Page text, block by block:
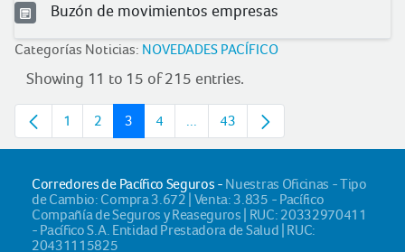
Buzón de movimientos empresas
Categorías Noticias: NOVEDADES PACÍFICO
Showing 11 to 15 of 215 entries.
Page
1 Page
2 Page
3 Page
4 ...Intermediate pages
Page
43
Corredores de Pacífico Seguros - Nuestras Oficinas - Tipo
de Cambio: Compra 3.672 | Venta: 3.835 - Pacífico
Compañía de Seguros y Reaseguros | RUC: 20332970411
- Pacífico S.A. Entidad Prestadora de Salud | RUC:
20431115825